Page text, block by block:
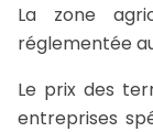
La zone
réglementée
Le prix des
entreprises